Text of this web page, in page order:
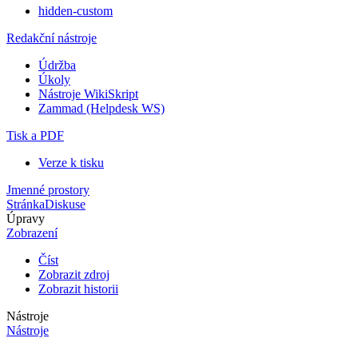
hidden-custom
Redakční nástroje
Údržba
Úkoly
Nástroje WikiSkript
Zammad (Helpdesk WS)
Tisk a PDF
Verze k tisku
Jmenné prostory
StránkaDiskuse
Úpravy
Zobrazení
Číst
Zobrazit zdroj
Zobrazit historii
Nástroje
Nástroje